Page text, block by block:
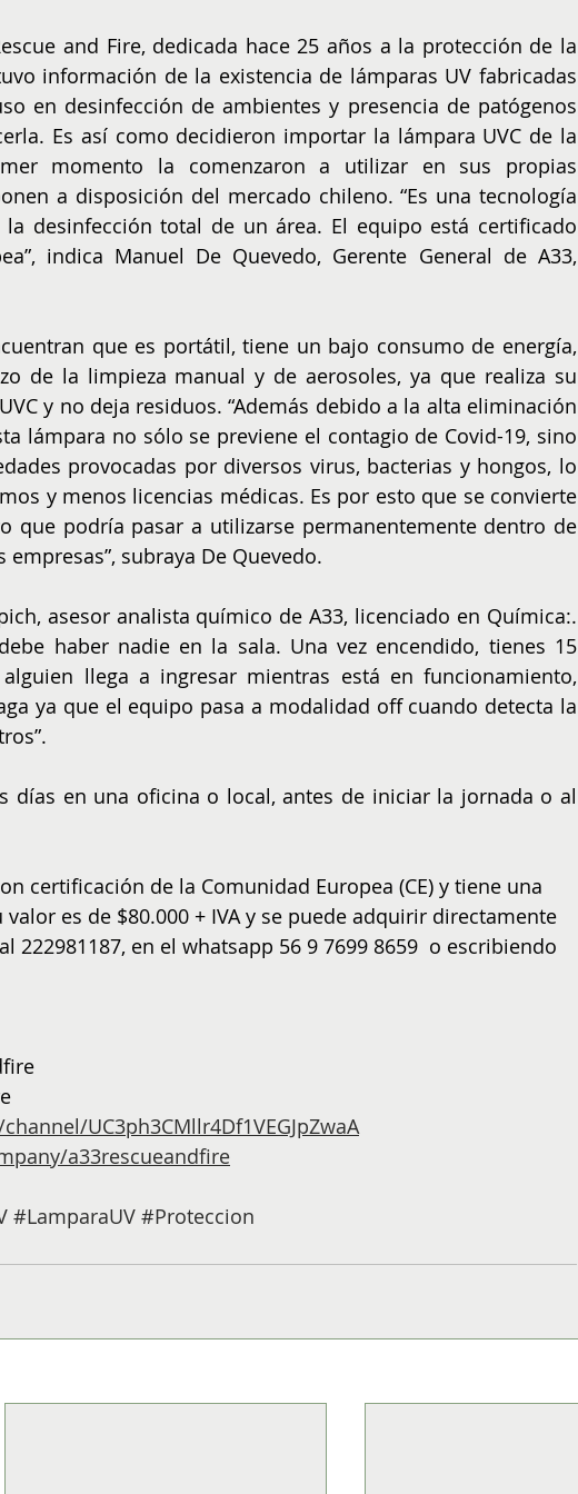
and Fire, dedicada hace 25 años a la protección de la
información de la existencia de lámparas UV fabricadas
en desinfección de ambientes y presencia de patógenos
Es así como decidieron importar la lámpara UVC de la
momento la comenzaron a utilizar en sus propias
a disposición del mercado chileno. “Es una tecnología
la desinfección total de un área. El equipo está certificado
indica Manuel De Quevedo, Gerente General de A33,
que es portátil, tiene un bajo consumo de energía,
de la limpieza manual y de aerosoles, ya que realiza su
y no deja residuos. “Además debido a la alta eliminación
lámpara no sólo se previene el contagio de Covid-19, sino
provocadas por diversos virus, bacterias y hongos, lo
y menos licencias médicas. Es por esto que se convierte
que podría pasar a utilizarse permanentemente dentro de
subraya De Quevedo.
asesor analista químico de A33, licenciado en Química:.
haber nadie en la sala. Una vez encendido, tienes 15
llega a ingresar mientras está en funcionamiento,
ya que el equipo pasa a modalidad off cuando detecta la
días en una oficina o local, antes de iniciar la jornada o al
certificación de la Comunidad Europea (CE) y tiene una
es de $80.000 + IVA y se puede adquirir directamente
222981187, en el whatsapp 56 9 7699 8659  o escribiendo
UC3ph3CMllr4Df1VEGJpZwaA
a33rescueandfire
#LamparaUV #Proteccion